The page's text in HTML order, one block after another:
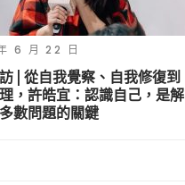
6 月 22 日
| 從自我覺察、自我修復到
，許皓宜：認識自己，是解
數問題的關鍵